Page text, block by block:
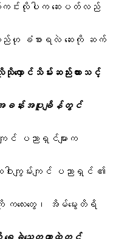
က်ကင်းလိုပါက ဆေးပတ်လည်
ခံစားရလဲ ဆေးကို ဆက်
လှောင်သိမ်းဆည်းထားသင့်
ာအခန်းအပူချိန်တွင်
းကျင် ပညာရှင်များက
းကျွမ်းကျင် ပညာရှင် ၏
လေးတွေ၊ အိမ်မွေးတိရိ